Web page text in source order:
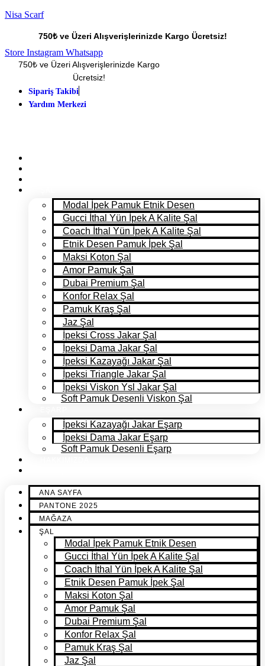
Nisa Scarf
750₺ ve Üzeri Alışverişlerinizde Kargo Ücretsiz!
Store Instagram Whatsapp
750₺ ve Üzeri Alışverişlerinizde Kargo
Ücretsiz!
Sipariş Takibi
Yardım Merkezi
Modal İpek Pamuk Etnik Desen
Gucci İthal Yün İpek A Kalite Şal
Coach İthal Yün İpek A Kalite Şal
Etnik Desen Pamuk İpek Şal
Maksi Koton Şal
Amor Pamuk Şal
Dubai Premium Şal
Konfor Relax Şal
Pamuk Kraş Şal
Jaz Şal
İpeksi Cross Jakar Şal
İpeksi Dama Jakar Şal
İpeksi Kazayağı Jakar Şal
İpeksi Triangle Jakar Şal
İpeksi Viskon Ysl Jakar Şal
Soft Pamuk Desenli Viskon Şal
İpeksi Kazayağı Jakar Eşarp
İpeksi Dama Jakar Eşarp
Soft Pamuk Desenli Eşarp
ANA SAYFA
PANTONE 2025
MAĞAZA
ŞAL
Modal İpek Pamuk Etnik Desen
Gucci İthal Yün İpek A Kalite Şal
Coach İthal Yün İpek A Kalite Şal
Etnik Desen Pamuk İpek Şal
Maksi Koton Şal
Amor Pamuk Şal
Dubai Premium Şal
Konfor Relax Şal
Pamuk Kraş Şal
Jaz Şal